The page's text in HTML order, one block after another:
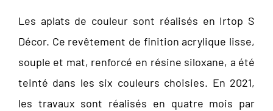
Les aplats de couleur sont réalisés en Irtop S
Décor. Ce revêtement de finition acrylique lisse,
souple et mat, renforcé en résine siloxane, a été
teinté dans les six couleurs choisies. En 2021,
les travaux sont réalisés en quatre mois par